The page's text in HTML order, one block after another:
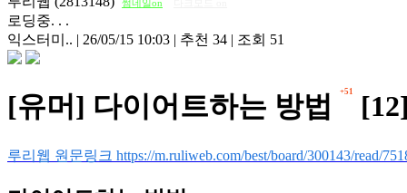
썸네일on
로딩중. . .
익스터미.. | 26/05/15 10:03 | 추천 34 | 조회 51
[유머] 다이어트하는 방법 +51 [12]
루리웹 원문링크 https://m.ruliweb.com/best/board/300143/read/